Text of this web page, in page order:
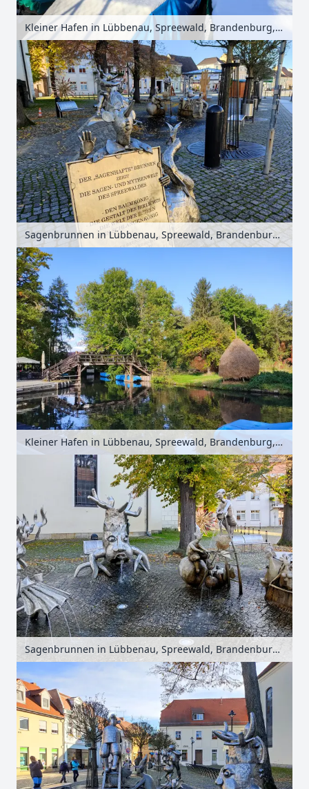
Kleiner Hafen in Lübbenau, Spreewald, Brandenburg, Deutschland
Sagenbrunnen in Lübbenau, Spreewald, Brandenburg, Deutschland
Kleiner Hafen in Lübbenau, Spreewald, Brandenburg, Deutschland
Sagenbrunnen in Lübbenau, Spreewald, Brandenburg, Deutschland